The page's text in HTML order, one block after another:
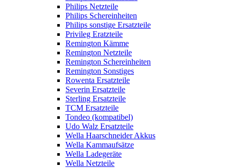
Philips Netzteile
Philips Schereinheiten
Philips sonstige Ersatzteile
Privileg Eratzteile
Remington Kämme
Remington Netzteile
Remington Schereinheiten
Remington Sonstiges
Rowenta Ersatzteile
Severin Ersatzteile
Sterling Ersatzteile
TCM Ersatzteile
Tondeo (kompatibel)
Udo Walz Ersatzteile
Wella Haarschneider Akkus
Wella Kammaufsätze
Wella Ladegeräte
Wella Netzteile